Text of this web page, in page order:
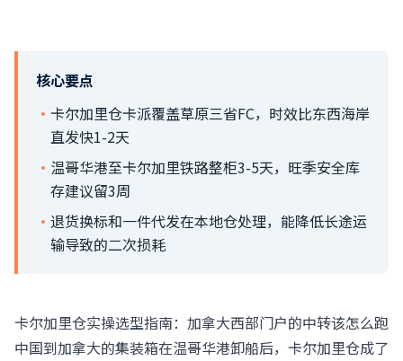
核心要点
· 卡尔加里仓卡派覆盖草原三省FC，时效比东西海岸
直发快1-2天
· 温哥华港至卡尔加里铁路整柜3-5天，旺季安全库
存建议留3周
· 退货换标和一件代发在本地仓处理，能降低长途运
输导致的二次损耗
卡尔加里仓实操选型指南：加拿大西部门户的中转该怎么跑
中国到加拿大的集装箱在温哥华港卸船后，卡尔加里仓成了